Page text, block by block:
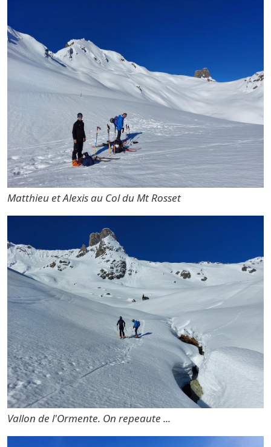
Matthieu et Alexis au Col du Mt Rosset
Vallon de l'Ormente. On repeaute ...